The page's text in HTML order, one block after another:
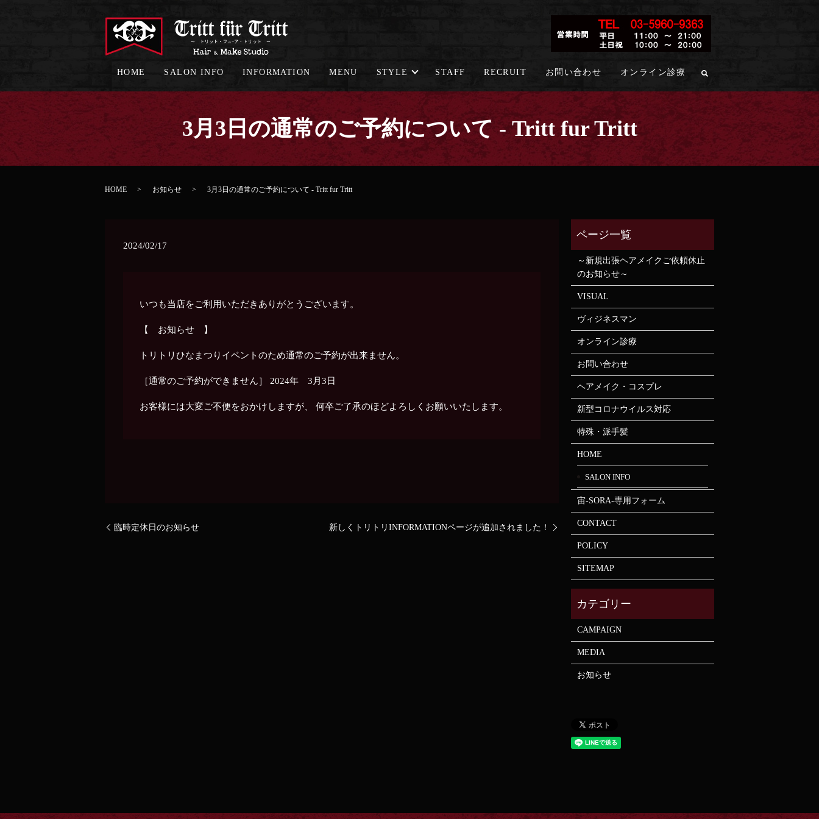
HOME SALON INFO INFORMATION MENU STYLE STAFF RECRUIT お問い合わせ オンライン診療
3月3日の通常のご予約について - Tritt fur Tritt
HOME お知らせ 3月3日の通常のご予約について - Tritt fur Tritt
2024/02/17
いつも当店をご利用いただきありがとうございます。
【 お知らせ 】
トリトリひなまつりイベントのため通常のご予約が出来ません。
［通常のご予約ができません］ 2024年 3月3日
お客様には大変ご不便をおかけしますが、 何卒ご了承のほどよろしくお願いいたします。
臨時定休日のお知らせ 新しくトリトリINFORMATIONページが追加されました！
～新規出張ヘアメイクご依頼休止
のお知らせ～
VISUAL
ヴィジネスマン
オンライン診療
お問い合わせ
ヘアメイク・コスプレ
新型コロナウイルス対応
特殊・派手髪
HOME
SALON INFO
宙-SORA-専用フォーム
CONTACT
POLICY
SITEMAP
CAMPAIGN
MEDIA
お知らせ